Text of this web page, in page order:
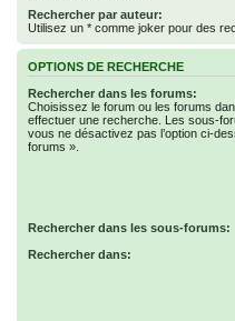
Rechercher par auteur:
Utilisez un * comme joker pour des
OPTIONS DE RECHERCHE
Rechercher dans les forums:
Choisissez le forum ou les forums
effectuer une recherche. Les sous-
vous ne désactivez pas l’option ci-
forums ».
Rechercher dans les sous-forums:
Rechercher dans: